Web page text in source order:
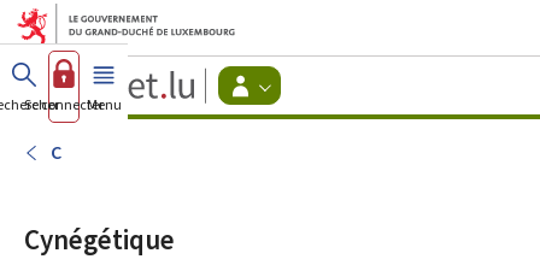
Aller au menu principal
Aller au contenu
Guichet.lu
Changer
d'espace
Se connecterMenu principal
C
Cynégétique